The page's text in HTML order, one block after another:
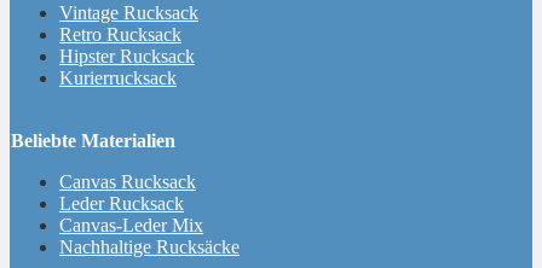
Vintage Rucksack
Retro Rucksack
Hipster Rucksack
Kurierrucksack
Beliebte Materialien
Canvas Rucksack
Leder Rucksack
Canvas-Leder Mix
Nachhaltige Rucksäcke